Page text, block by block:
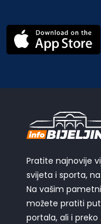
Pratite najnovije
svijeta i sporta,
Na vašim
možete pratiti
portala, ali i preko